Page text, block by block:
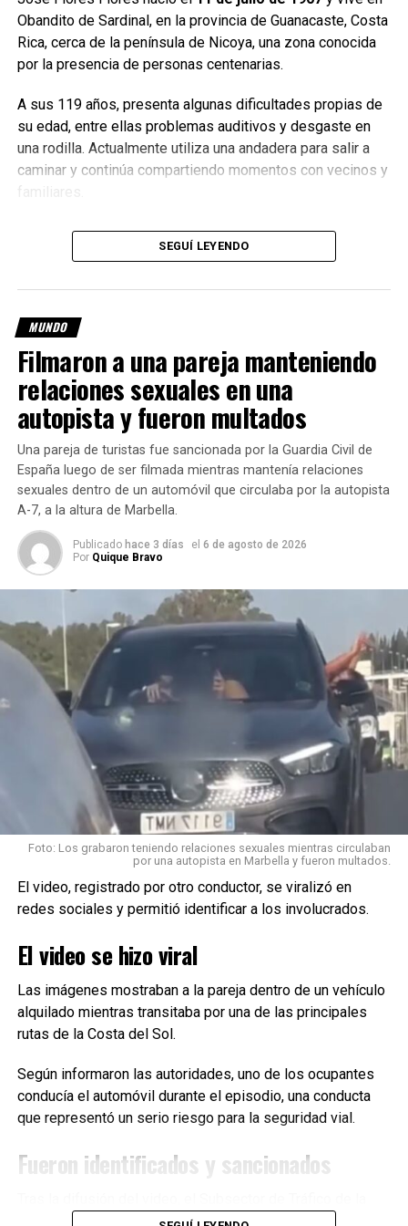
episodio y aseguró que la situación arruinó una jornada
que era de celebración familiar.
La empresa del tren repudió lo
ocurrido
La empresa VLI, encargada de operar el tren Maria
racismo” y confirmó que colaborará con la investigación.
declaraciones públicas sobre el caso.
Con información de Infobae
TEMAS RELACIONADOS:
ARGENTINO DETENIDO EN BRASIL
MINAS GERAIS
RACISMO TREN MARIA FUMAÇA
SIGUIENTE
Rusia lanzó uno de los mayores ataques contra Ucrania
desde el inicio de la guerra: al menos 13 muertos y más
de 100 heridos
NO TE PIERDAS
Uruguay realizó la primera eutanasia legal de América
Latina tras la aprobación de la ley de muerte digna
Obandito de Sardinal, en la provincia de Guanacaste, Costa
Rica, cerca de la península de Nicoya, una zona conocida
por la presencia de personas centenarias.
A sus 119 años, presenta algunas dificultades propias de
su edad, entre ellas problemas auditivos y desgaste en
una rodilla. Actualmente utiliza una andadera para salir a
caminar y continúa compartiendo momentos con vecinos y
Su nieta Hellen Flores lo acompaña y divide su tiempo
entre el cuidado de su abuelo y sus estudios vinculados a
Flores resume su manera de entender la vida con tres
elementos:
comer sano.
Su esposa, Ofelia, falleció a los 71 años.
Qué desayuna José Flores a los 119
años
Uno de los aspectos que más llamó la atención sobre su
rutina es su alimentación. Entre los alimentos que forman
parte de su desayuno aparecenarroz, frijoles, queso
fresco y plátano frito, ingredientes habituales de la
cocina tradicional de Costa Rica.
constituye una de las comidas tradicionales de la región. A
esto se suman el queso fresco y el plátano.
Más que un alimento específico, el interés está puesto en
un patrón de alimentación basado en
preparaciones
caseras y productos poco procesados
, dentro de una
rutina que se mantuvo durante décadas.
Sin embargo, el caso de Flores no permite afirmar que
determinado desayuno sea responsable de su longevidad.
Su historia es analizada como parte de un conjunto mucho
más amplio de factores.
SEGUÍ LEYENDO
MUNDO
Filmaron a una pareja manteniendo
relaciones sexuales en una
autopista y fueron multados
Una pareja de turistas fue sancionada por la Guardia Civil de
España luego de ser filmada mientras mantenía relaciones
sexuales dentro de un automóvil que circulaba por la autopista
A-7, a la altura de Marbella.
Publicado hace 3 días el 6 de agosto de 2026
Por Quique Bravo
Foto: Los grabaron teniendo relaciones sexuales mientras circulaban
por una autopista en Marbella y fueron multados.
El video, registrado por otro conductor, se viralizó en
redes sociales y permitió identificar a los involucrados.
El video se hizo viral
Las imágenes mostraban a la pareja dentro de un vehículo
alquilado mientras transitaba por una de las principales
rutas de la Costa del Sol.
Según informaron las autoridades, uno de los ocupantes
conducía el automóvil durante el episodio, una conducta
que representó un serio riesgo para la seguridad vial.
Fueron identificados y sancionados
Guardia Civil de Málaga inició una investigación que